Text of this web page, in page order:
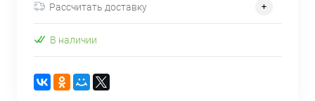
Рассчитать доставку
В наличии
8 800 302-02-51